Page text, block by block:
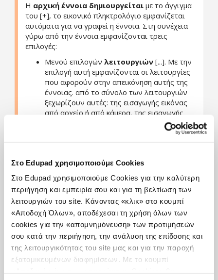
Στο Edupad χρησιμοποιούμε Cookies
Στο Edupad χρησιμοποιούμε Cookies για την καλύτερη
περιήγηση και εμπειρία σου και για τη βελτίωση των
λειτουργιών του site. Κάνοντας «κλικ» στο κουμπί
«Αποδοχή Όλων», αποδέχεσαι τη χρήση όλων των
cookies για την «απομνημόνευση» των προτιμήσεών
σου κατά την περιήγηση, την ανάλυση της επίδοσης και
της λειτουργικότητας του site μας και για την παροχή
εξατομικευμένων διαφημίσεων. Με το κουμπί
Η αρχική έννοια δημιουργείται με το άγγιγμα
του [+], το εικονικό πληκτρολόγιο εμφανίζεται
αυτόματα για να γραφεί η έννοια. Στη συνέχεια
γύρω από την έννοια εμφανίζονται τρεις
επιλογές:
Μενού επιλογών λειτουργιών [...]. Με την
επιλογή αυτή εμφανίζονται οι λειτουργίες
που αφορούν στην απεικόνηση αυτής της
έννοιας. από το σύνολο των λειτουργιών
ξεχωρίζουν αυτές: της εισαγωγής εικόνας
από αρχείο ή από κάμερα, της εισαγωγής
ενσωμάτωσης εικονιδίων από αντίστοιχη
βιβλιοθήκη, κ.λπ.
Δημιουργία μη άμεσα ορατώνσημειώσεων
[Τ],
Δημιουργία έννοιας άλλου επιπέδου,
συσχετιζόμενη με την αρχική [+]
Άλλα χρήσιμα χαρακτηριστικά είναι:
Δημιουργίαπερισσότερων από μία
βασικές έννοιες
στον ίδιο εννιολογικό
χάρτη.